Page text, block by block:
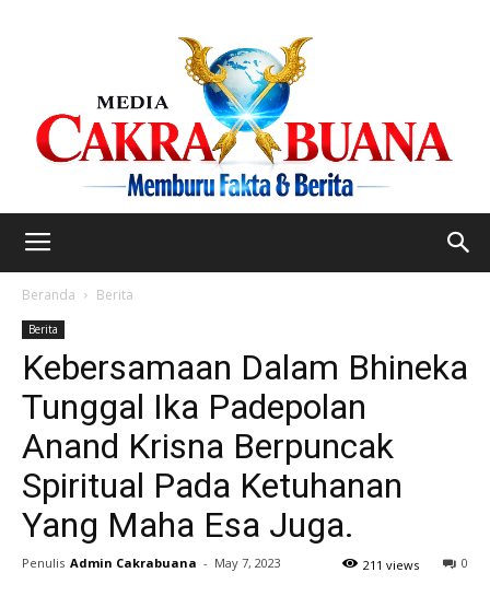
Beranda Berita
Berita
Kebersamaan Dalam Bhineka
Tunggal Ika Padepolan
Anand Krisna Berpuncak
Spiritual Pada Ketuhanan
Yang Maha Esa Juga.
Penulis Admin Cakrabuana - May 7, 2023 0
211 views